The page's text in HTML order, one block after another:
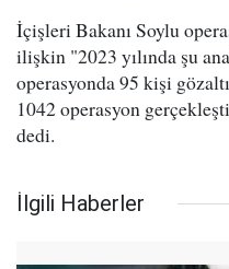
İçişleri Bakanı Soylu
ilişkin "2023 yılında şu
operasyonda 95 kişi
1042 operasyon
dedi.
İlgili Haberler